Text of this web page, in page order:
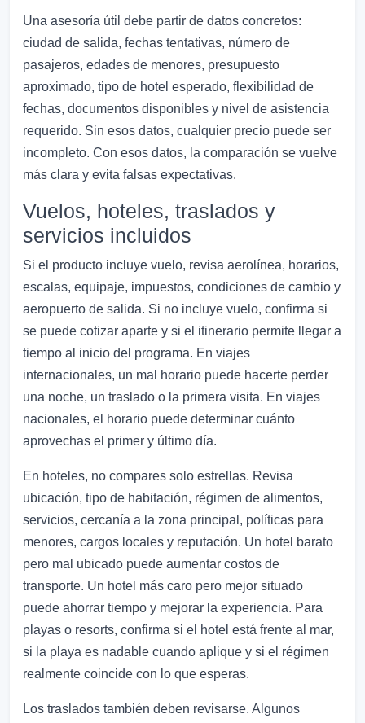
Una asesoría útil debe partir de datos concretos:
ciudad de salida, fechas tentativas, número de
pasajeros, edades de menores, presupuesto
aproximado, tipo de hotel esperado, flexibilidad de
fechas, documentos disponibles y nivel de asistencia
requerido. Sin esos datos, cualquier precio puede ser
incompleto. Con esos datos, la comparación se vuelve
más clara y evita falsas expectativas.
Vuelos, hoteles, traslados y
servicios incluidos
Si el producto incluye vuelo, revisa aerolínea, horarios,
escalas, equipaje, impuestos, condiciones de cambio y
aeropuerto de salida. Si no incluye vuelo, confirma si
se puede cotizar aparte y si el itinerario permite llegar a
tiempo al inicio del programa. En viajes
internacionales, un mal horario puede hacerte perder
una noche, un traslado o la primera visita. En viajes
nacionales, el horario puede determinar cuánto
aprovechas el primer y último día.
En hoteles, no compares solo estrellas. Revisa
ubicación, tipo de habitación, régimen de alimentos,
servicios, cercanía a la zona principal, políticas para
menores, cargos locales y reputación. Un hotel barato
pero mal ubicado puede aumentar costos de
transporte. Un hotel más caro pero mejor situado
puede ahorrar tiempo y mejorar la experiencia. Para
playas o resorts, confirma si el hotel está frente al mar,
si la playa es nadable cuando aplique y si el régimen
realmente coincide con lo que esperas.
Los traslados también deben revisarse. Algunos